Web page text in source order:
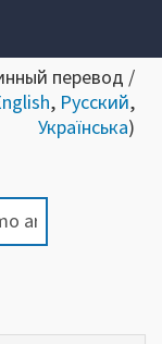
перевод /
, Русский,
Українська)